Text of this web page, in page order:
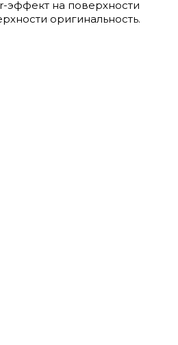
эффект на поверхности
оригинальность.